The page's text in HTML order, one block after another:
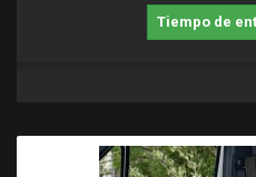
Tiempo de